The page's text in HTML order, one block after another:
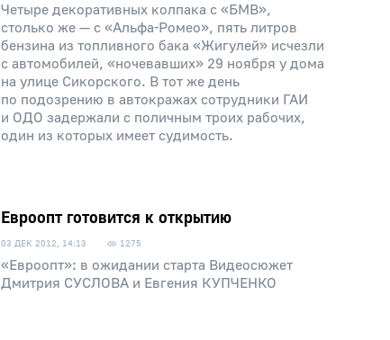
Четыре декоративных колпака с «БМВ»,
столько же — с «Альфа-Ромео», пять литров
бензина из топливного бака «Жигулей» исчезли
с автомобилей, «ночевавших» 29 ноября у дома
на улице Сикорского. В тот же день
по подозрению в автокражах сотрудники ГАИ
и ОДО задержали с поличным троих рабочих,
один из которых имеет судимость.
Евроопт готовится к открытию
03 ДЕК 2012, 14:13 1275
«Евроопт»: в ожидании старта Видеосюжет
Дмитрия СУСЛОВА и Евгения КУПЧЕНКО